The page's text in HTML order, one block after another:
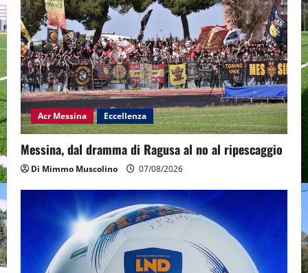
Acr Messina Eccellenza
Messina, dal dramma di Ragusa al no al ripescaggio
Di Mimmo Muscolino 07/08/2026